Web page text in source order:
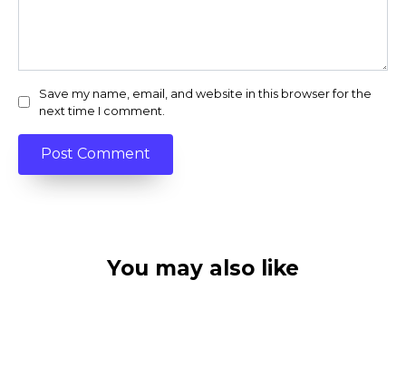
Save my name, email, and website in this browser for the
next time I comment.
You may also like